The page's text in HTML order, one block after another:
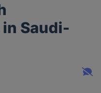
Saudi-